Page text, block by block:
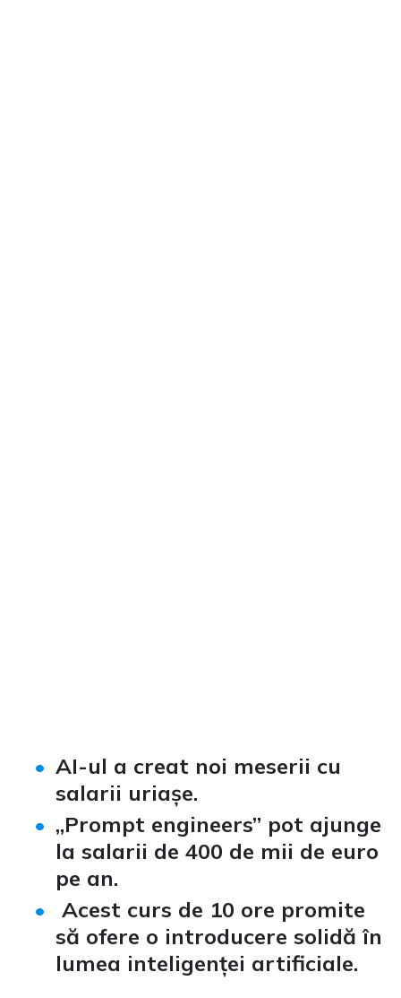
AI-ul a creat noi meserii cu
salarii uriașe.
„Prompt engineers” pot ajunge
la salarii de 400 de mii de euro
pe an.
Acest curs de 10 ore promite
să ofere o introducere solidă în
lumea inteligenței artificiale.